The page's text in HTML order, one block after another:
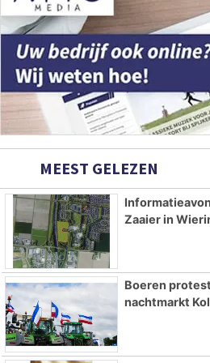
MEEST GELEZEN
Zaaier in
Boeren
nachtmarkt